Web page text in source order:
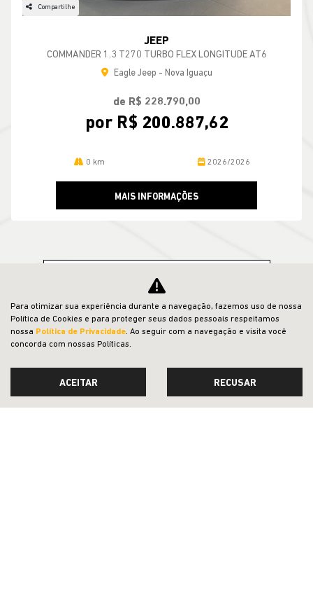
Compartilhe
JEEP
COMMANDER 1.3 T270 TURBO FLEX LONGITUDE AT6
Eagle Jeep - Nova Iguaçu
de R$ 228.790,00
por R$ 200.887,62
0 km 2026/2026
MAIS INFORMAÇÕES
Para otimizar sua experiência durante a navegação, fazemos uso de nossa
Política de Cookies e para proteger seus dados pessoais respeitamos
nossa Política de Privacidade. Ao seguir com a navegação e visita você
concorda com nossas Políticas.
ACEITAR RECUSAR